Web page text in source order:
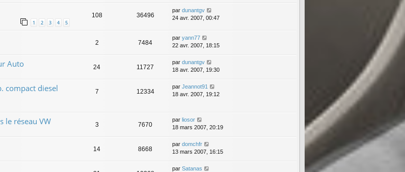
1 2 3 4 5
108 36496
par dunantgv
24 avr. 2007, 00:47
2 7484
par yann77
22 avr. 2007, 18:15
Auto 24 11727
par dunantgv
18 avr. 2007, 19:30
compact diesel
7 12334
par Jeannot91
18 avr. 2007, 19:12
le réseau VW 3 7670
par liosor
18 mars 2007, 20:19
14 8668
par domchfr
13 mars 2007, 16:15
par Satanas